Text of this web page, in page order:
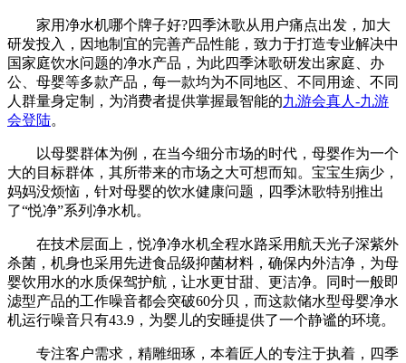
家用净水机哪个牌子好?四季沐歌从用户痛点出发，加大
研发投入，因地制宜的完善产品性能，致力于打造专业解决中
国家庭饮水问题的净水产品，为此四季沐歌研发出家庭、办
公、母婴等多款产品，每一款均为不同地区、不同用途、不同
人群量身定制，为消费者提供掌握最智能的九游会真人-九游
会登陆。
以母婴群体为例，在当今细分市场的时代，母婴作为一个
大的目标群体，其所带来的市场之大可想而知。宝宝生病少，
妈妈没烦恼，针对母婴的饮水健康问题，四季沐歌特别推出
了“悦净”系列净水机。
在技术层面上，悦净净水机全程水路采用航天光子深紫外
杀菌，机身也采用先进食品级抑菌材料，确保内外洁净，为母
婴饮用水的水质保驾护航，让水更甘甜、更洁净。同时一般即
滤型产品的工作噪音都会突破60分贝，而这款储水型母婴净水
机运行噪音只有43.9，为婴儿的安睡提供了一个静谧的环境。
专注客户需求，精雕细琢，本着匠人的专注于执着，四季